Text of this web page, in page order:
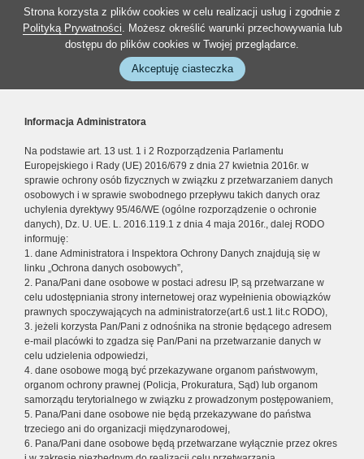
Strona korzysta z plików cookies w celu realizacji usług i zgodnie z
Polityką Prywatności. Możesz określić warunki przechowywania lub
dostępu do plików cookies w Twojej przeglądarce.
Akceptuję ciasteczka
Informacja Administratora
Na podstawie art. 13 ust. 1 i 2 Rozporządzenia Parlamentu
Europejskiego i Rady (UE) 2016/679 z dnia 27 kwietnia 2016r. w
sprawie ochrony osób fizycznych w związku z przetwarzaniem danych
osobowych i w sprawie swobodnego przepływu takich danych oraz
uchylenia dyrektywy 95/46/WE (ogólne rozporządzenie o ochronie
danych), Dz. U. UE. L. 2016.119.1 z dnia 4 maja 2016r., dalej RODO
informuję:
1. dane Administratora i Inspektora Ochrony Danych znajdują się w
linku „Ochrona danych osobowych”,
2. Pana/Pani dane osobowe w postaci adresu IP, są przetwarzane w
celu udostępniania strony internetowej oraz wypełnienia obowiązków
prawnych spoczywających na administratorze(art.6 ust.1 lit.c RODO),
3. jeżeli korzysta Pan/Pani z odnośnika na stronie będącego adresem
e-mail placówki to zgadza się Pan/Pani na przetwarzanie danych w
celu udzielenia odpowiedzi,
4. dane osobowe mogą być przekazywane organom państwowym,
organom ochrony prawnej (Policja, Prokuratura, Sąd) lub organom
samorządu terytorialnego w związku z prowadzonym postępowaniem,
5. Pana/Pani dane osobowe nie będą przekazywane do państwa
trzeciego ani do organizacji międzynarodowej,
6. Pana/Pani dane osobowe będą przetwarzane wyłącznie przez okres